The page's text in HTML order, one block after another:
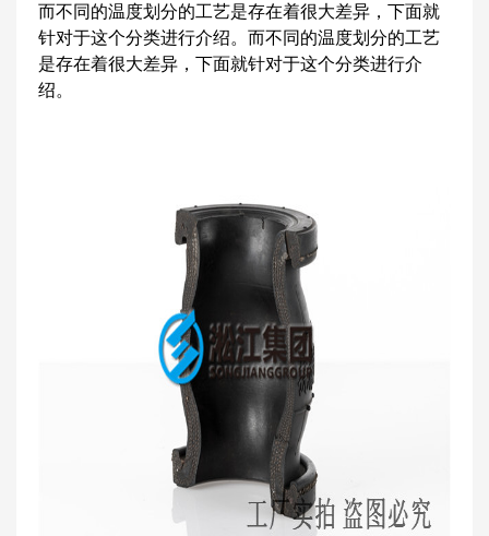
而不同的温度划分的工艺是存在着很大差异，下面就
针对于这个分类进行介绍。而不同的温度划分的工艺
是存在着很大差异，下面就针对于这个分类进行介
绍。